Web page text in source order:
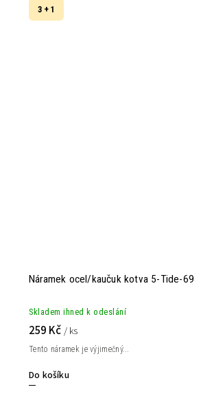
3 + 1
Náramek ocel/kaučuk kotva 5-Tide-69
Skladem ihned k odeslání
259 Kč / ks
Do košíku
Tento náramek je výjimečný...